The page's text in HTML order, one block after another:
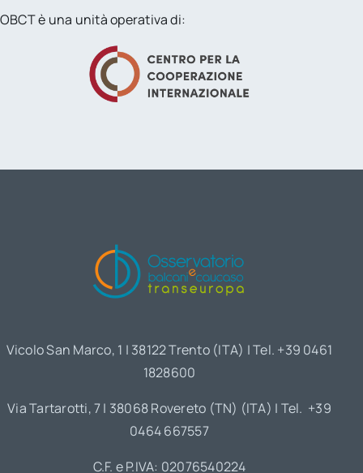
OBCT è una unità operativa di:
Vicolo San Marco, 1 | 38122 Trento (ITA) | Tel. +39 0461
1828600
Via Tartarotti, 7 | 38068 Rovereto (TN) (ITA) | Tel. +39
0464 667557
C.F. e P.IVA: 02076540224